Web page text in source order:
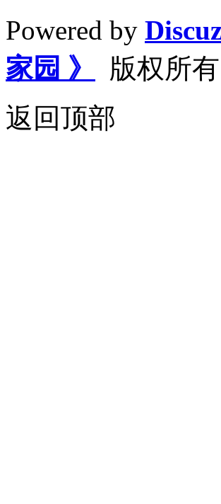
Powered by
家园 》
版权所有
返回顶部